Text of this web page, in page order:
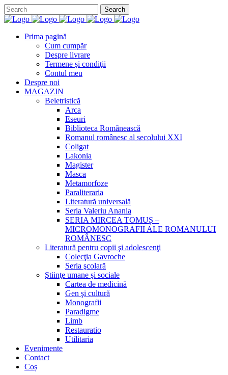
Prima pagină
Cum cumpăr
Despre livrare
Termene şi condiţii
Contul meu
Despre noi
MAGAZIN
Beletristică
Arca
Eseuri
Biblioteca Românească
Romanul românesc al secolului XXI
Coligat
Lakonia
Magister
Masca
Metamorfoze
Paraliteraria
Literatură universală
Seria Valeriu Anania
SERIA MIRCEA TOMUȘ –
MICROMONOGRAFII ALE ROMANULUI
ROMÂNESC
Literatură pentru copii şi adolescenţi
Colecţia Gavroche
Seria şcolară
Ştiinţe umane şi sociale
Cartea de medicină
Gen şi cultură
Monografii
Paradigme
Limb
Restauratio
Utilitaria
Evenimente
Contact
Coș